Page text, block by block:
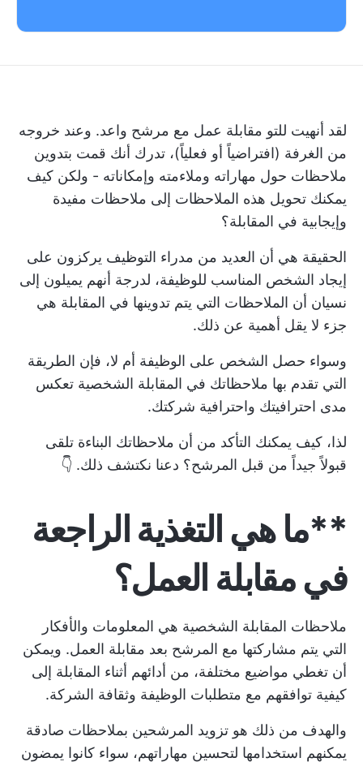
لقد أنهيت للتو مقابلة عمل مع مرشح واعد. وعند خروجه
من الغرفة (افتراضياً أو فعلياً)، تدرك أنك قمت بتدوين
ملاحظات حول مهاراته وملاءمته وإمكاناته - ولكن كيف
يمكنك تحويل هذه الملاحظات إلى ملاحظات مفيدة
وإيجابية في المقابلة؟
الحقيقة هي أن العديد من مدراء التوظيف يركزون على
إيجاد الشخص المناسب للوظيفة، لدرجة أنهم يميلون إلى
نسيان أن الملاحظات التي يتم تدوينها في المقابلة هي
جزء لا يقل أهمية عن ذلك.
وسواء حصل الشخص على الوظيفة أم لا، فإن الطريقة
التي تقدم بها ملاحظاتك في المقابلة الشخصية تعكس
مدى احترافيتك واحترافية شركتك.
لذا، كيف يمكنك التأكد من أن ملاحظاتك البناءة تلقى
قبولاً جيداً من قبل المرشح؟ دعنا نكتشف ذلك. 👇
**ما هي التغذية الراجعة
في مقابلة العمل؟
ملاحظات المقابلة الشخصية هي المعلومات والأفكار
التي يتم مشاركتها مع المرشح بعد مقابلة العمل. ويمكن
أن تغطي مواضيع مختلفة، من أدائهم أثناء المقابلة إلى
كيفية توافقهم مع متطلبات الوظيفة وثقافة الشركة.
والهدف من ذلك هو تزويد المرشحين بملاحظات صادقة
يمكنهم استخدامها لتحسين مهاراتهم، سواء كانوا يمضون